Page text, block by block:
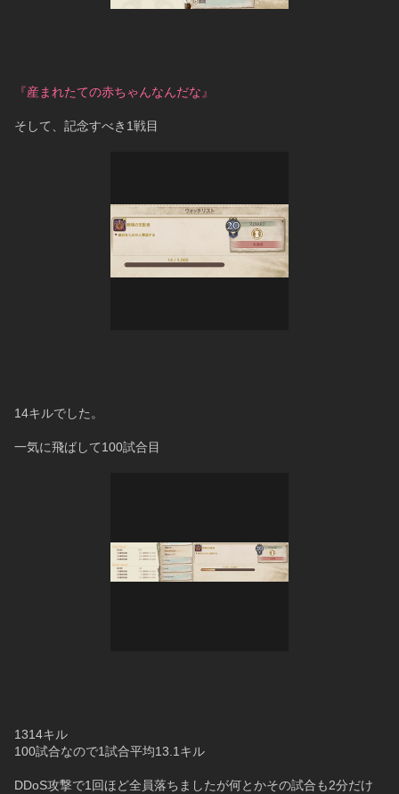
『産まれたての赤ちゃんなんだな』
そして、記念すべき1戦目
14キルでした。
一気に飛ばして100試合目
1314キル
100試合なので1試合平均13.1キル
DDoS攻撃で1回ほど全員落ちましたが何とかその試合も2分だけ